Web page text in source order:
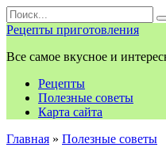
Перейти
к
контенту
Search
for:
Рецепты приготовления
Все самое вкусное и
Рецепты
Полезные советы
Карта сайта
Главная » Полезные советы